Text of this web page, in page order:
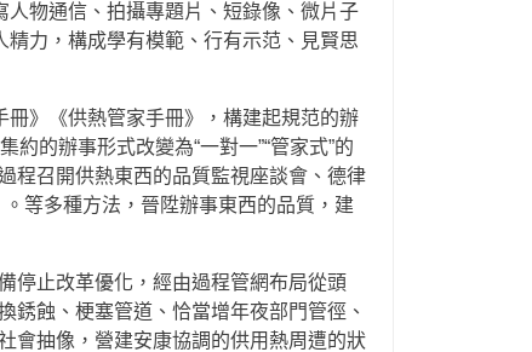
人物通信、拍攝專題片、短錄像、微片子
力，構成學有模範、行有示范、見賢思
冊》《供熱管家手冊》，構建起規范的辦
的辦事形式改變為“一對一”“管家式”的
程召開供熱東西的品質監視座談會、德律
等多種方法，晉陞辦事東西的品質，建
停止改革優化，經由過程管網布局從頭
蝕、梗塞管道、恰當增年夜部門管徑、
會抽像，營建安康協調的供用熱周遭的狀